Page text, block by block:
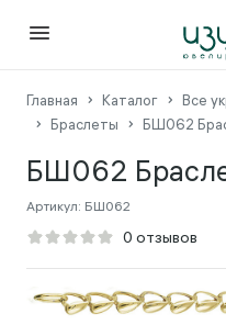
Главная Каталог Все
Браслеты
БШ062
БШ062
Артикул: БШ062